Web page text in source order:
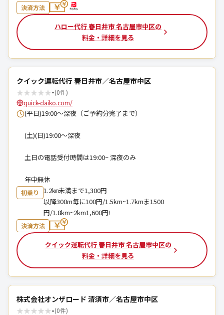
決済方法
ハロー代行 春日井市 名古屋市中区の
料金・詳細を見る
クイック運転代行 春日井市／名古屋市中区
★★★★★-(0件)
quick-daiko.com/
(平日)19:00〜深夜（ご予約分完了まで）
(土)(日)19:00〜深夜
土日の電話受付時間は19:00~ 深夜のみ
年中無休
初乗り
1.2㎞未満まで1,300円
以降300m毎に100円/1.5km~1.7kmま1500
円/1.8km~2km1,600円!
決済方法
クイック運転代行 春日井市 名古屋市中区の
料金・詳細を見る
株式会社オンザロード 清須市／名古屋市中区
★★★★★-(0件)